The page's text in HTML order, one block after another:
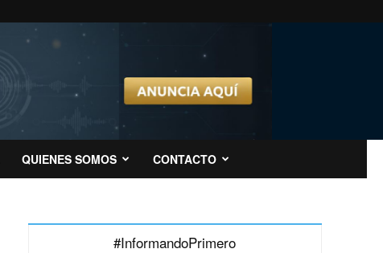
QUIENES SOMOS CONTACTO
#InformandoPrimero